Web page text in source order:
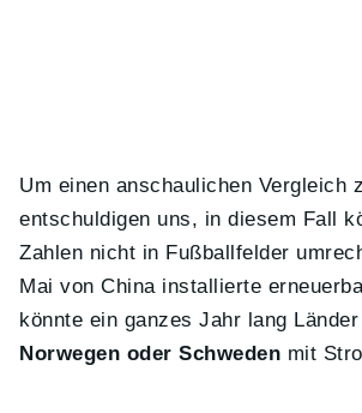
Um einen anschaulichen Vergleich
entschuldigen uns, in diesem Fall
Zahlen nicht in Fußballfelder
Mai von China installierte
könnte ein ganzes Jahr lang
Norwegen oder Schweden mit